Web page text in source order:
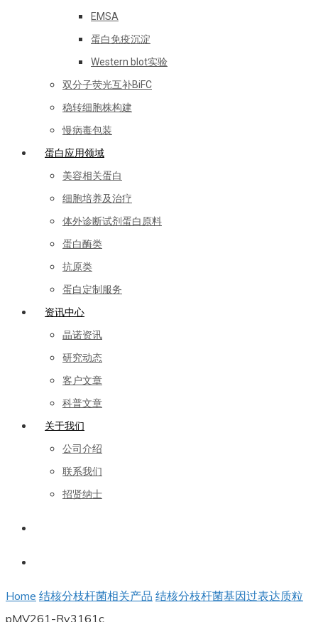
EMSA
蛋白免疫沉淀
Western blot实验
双分子荧光互补BiFC
稳转细胞株构建
慢病毒包装
蛋白应用领域
美容相关蛋白
细胞培养及治疗
体外诊断试剂蛋白原料
蛋白酶类
抗原类
蛋白定制服务
资讯中心
晶诺资讯
研究动态
客户文章
科普文章
关于我们
公司介绍
联系我们
招贤纳士
Home 结核分枝杆菌相关产品 结核分枝杆菌基因过表达质粒
pMV261-Rv3161c